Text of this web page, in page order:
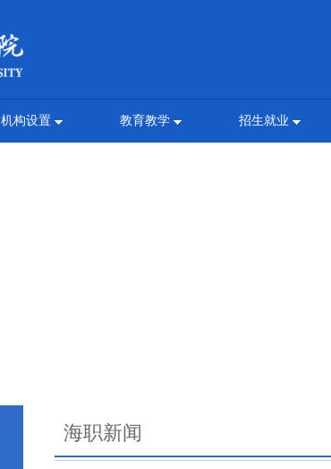
机构设置 教育教学 招生就业
海职新闻